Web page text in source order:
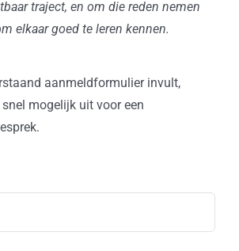
traject, en om die reden nemen
elkaar goed te leren kennen.
aanmeldformulier invult,
mogelijk uit voor een